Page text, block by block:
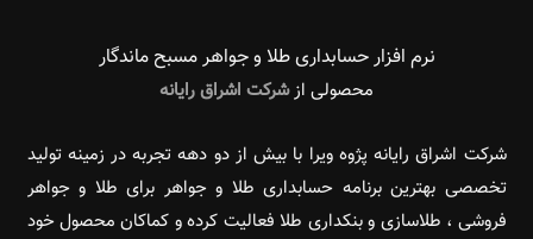
نرم افزار حسابداری طلا و جواهر مسبح ماندگار‌
محصولی ازشرکت اشراق رایانه
شرکت اشراق رایانه پژوه ویرا با بیش از دو دهه تجربه در زمینه تولید
تخصصی بهترین برنامه حسابداری طلا و جواهر برای طلا و جواهر
فروشی ، طلاسازی و بنکداری طلا فعالیت کرده و کماکان محصول خود